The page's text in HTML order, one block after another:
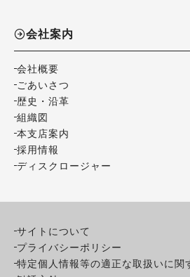
会社案内
会社概要
ごあいさつ
歴史・沿革
組織図
本支店案内
採用情報
ディスクロージャー
サイトについて
プライバシーポリシー
特定個人情報等の適正な取扱いに関